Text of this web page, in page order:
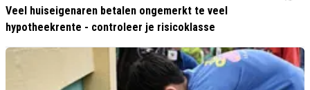
Veel huiseigenaren betalen ongemerkt te veel
hypotheekrente - controleer je risicoklasse